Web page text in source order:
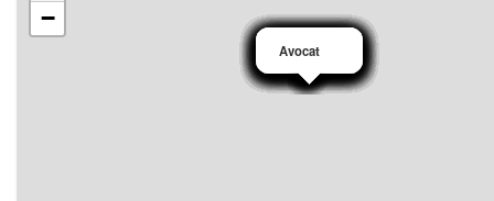
Avocat
Avocat
Avocat
Avocat
Avocat
Avocat
Avocat
Avocat
Avocat
Avocat
Avocat
Avocat
Avocat
Avocat
Avocat
Avocat
Avocat
Avocat
Avocat
Avocat
−